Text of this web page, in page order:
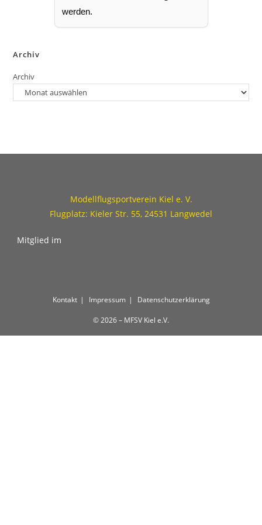
werden.
Archiv
Archiv
Modellflugsportverein Kiel e. V.
Flugplatz: Kieler Str. 55, 24531 Langwedel
Mitglied im
Kontakt Impressum Datenschutzerklärung
© 2026 – MFSV Kiel e.V.